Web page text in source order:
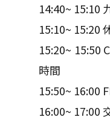
14:40~ 15:10
15:10~ 15:20
15:20~ 15:50
時間
15:50~ 16:00
16:00~ 17:00